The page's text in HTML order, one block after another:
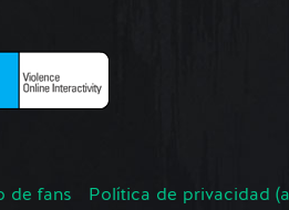
de fans
Política de privacidad